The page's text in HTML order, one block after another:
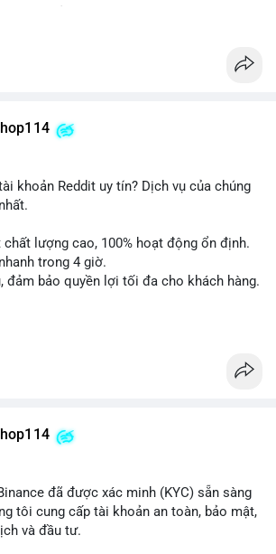
câu hỏi thực hành, bài thi thử sát thực
để nâng cao năng lực và mở rộng cơ
khoản Reddit uy tín? Dịch vụ của chúng
chất lượng cao, 100% hoạt động ổn định.
trong 4 giờ.
đảm bảo quyền lợi tối đa cho khách hàng.
215-8938
đã được xác minh (KYC) sẵn sàng
tôi cung cấp tài khoản an toàn, bảo mật,
và đầu tư.